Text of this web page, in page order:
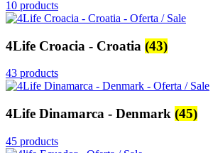
10 products
4Life Croacia - Croatia (43)
43 products
4Life Dinamarca - Denmark (45)
45 products